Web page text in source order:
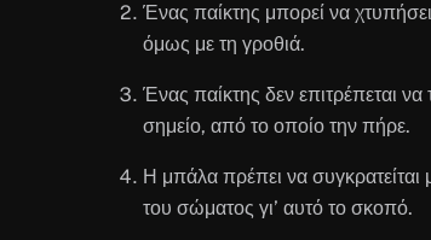
Ένας παίκτης μπορεί να
όμως με τη γροθιά.
Ένας παίκτης δεν επιτρέπεται
σημείο, από το οποίο την πήρε.
Η μπάλα πρέπει να συγκρατείται
του σώματος γι’ αυτό το σκοπό.